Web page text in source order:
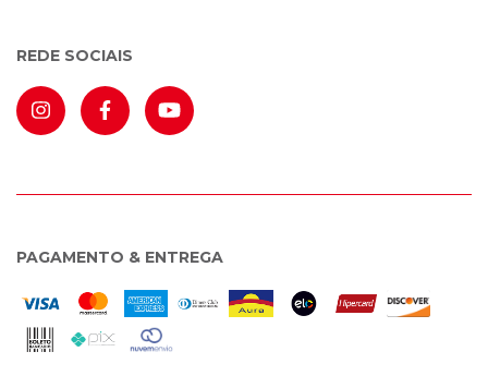
REDE SOCIAIS
PAGAMENTO & ENTREGA